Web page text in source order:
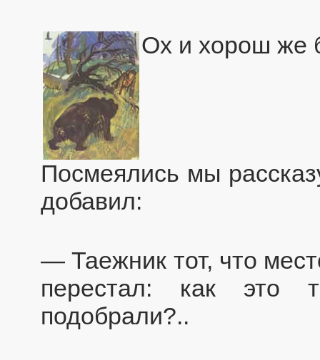
Ох и хорош же
Посмеялись мы
добавил:
— Таежник тот, что
перестал: как это
подобрали?..